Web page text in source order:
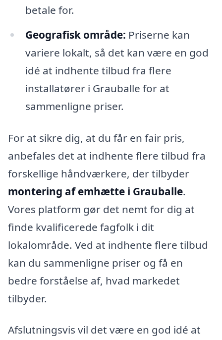
betale for.
Geografisk område: Priserne kan
variere lokalt, så det kan være en god
idé at indhente tilbud fra flere
installatører i Grauballe for at
sammenligne priser.
For at sikre dig, at du får en fair pris,
anbefales det at indhente flere tilbud fra
forskellige håndværkere, der tilbyder
montering af emhætte i Grauballe.
Vores platform gør det nemt for dig at
finde kvalificerede fagfolk i dit
lokalområde. Ved at indhente flere tilbud
kan du sammenligne priser og få en
bedre forståelse af, hvad markedet
tilbyder.
Afslutningsvis vil det være en god idé at